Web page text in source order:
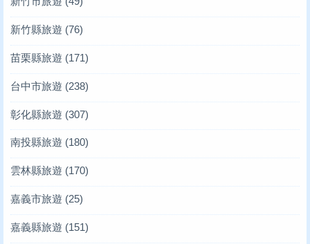
新竹縣旅遊 (76)
苗栗縣旅遊 (171)
台中市旅遊 (238)
彰化縣旅遊 (307)
南投縣旅遊 (180)
雲林縣旅遊 (170)
嘉義市旅遊 (25)
嘉義縣旅遊 (151)